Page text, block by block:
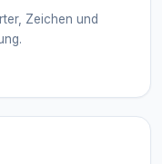
Zeichen und